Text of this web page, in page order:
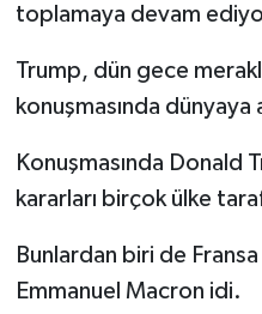
toplamaya devam
Trump, dün gece
konuşmasında
Konuşmasında Donald
kararları birçok ülke
Bunlardan biri de
Emmanuel Macron idi.